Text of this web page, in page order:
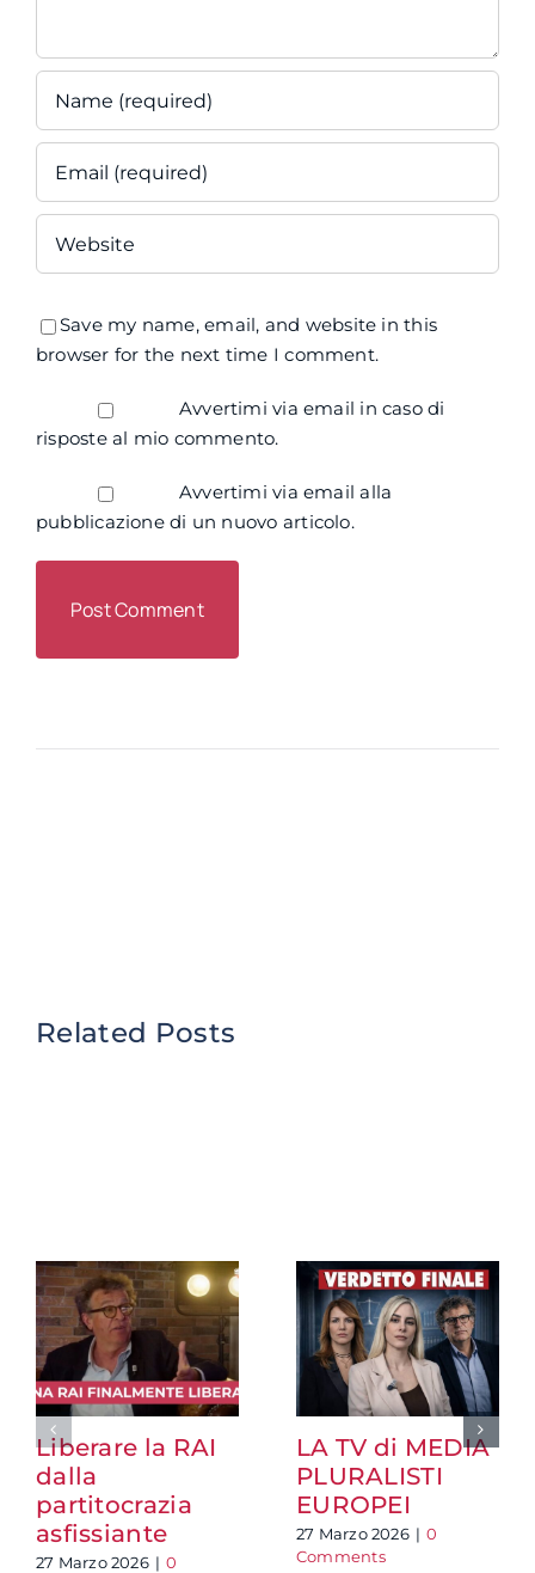
Save my name, email, and website in this
browser for the next time I comment.
Avvertimi via email in caso di
risposte al mio commento.
Avvertimi via email alla
pubblicazione di un nuovo articolo.
Related Posts
Liberare la RAI
dalla
partitocrazia
asfissiante
27 Marzo 2026 | 0
LA TV di MEDIA
PLURALISTI
EUROPEI
27 Marzo 2026 | 0
Comments